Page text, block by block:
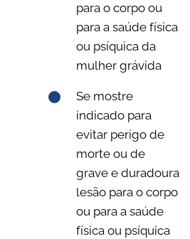
para o corpo ou
para a saúde física
ou psíquica da
mulher grávida
Se mostre
indicado para
evitar perigo de
morte ou de
grave e duradoura
lesão para o corpo
ou para a saúde
física ou psíquica